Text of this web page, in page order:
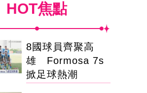
HOT焦點
8國球員齊聚高
雄 Formosa 7s
掀足球熱潮